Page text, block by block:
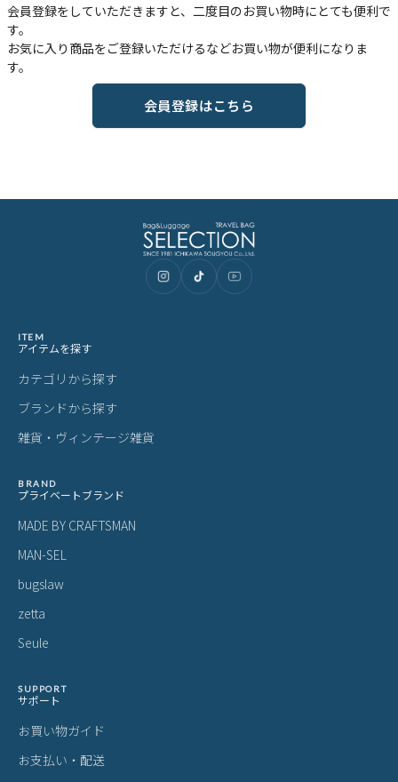
会員登録をしていただきますと、二度目のお買い物時にとても便利で
す。
お気に入り商品をご登録いただけるなどお買い物が便利になりま
す。
会員登録はこちら
ITEM
アイテムを探す
カテゴリから探す
ブランドから探す
雑貨・ヴィンテージ雑貨
BRAND
プライベートブランド
MADE BY CRAFTSMAN
MAN-SEL
bugslaw
zetta
Seule
SUPPORT
サポート
お買い物ガイド
お支払い・配送